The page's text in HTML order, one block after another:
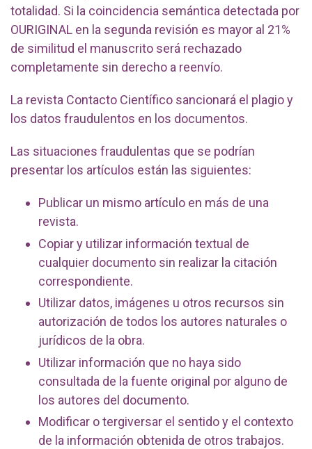
totalidad. Si la coincidencia semántica detectada por
OURIGINAL en la segunda revisión es mayor al 21%
de similitud el manuscrito será rechazado
completamente sin derecho a reenvío.
La revista Contacto Científico sancionará el plagio y
los datos fraudulentos en los documentos.
Las situaciones fraudulentas que se podrían
presentar los artículos están las siguientes:
Publicar un mismo artículo en más de una
revista.
Copiar y utilizar información textual de
cualquier documento sin realizar la citación
correspondiente.
Utilizar datos, imágenes u otros recursos sin
autorización de todos los autores naturales o
jurídicos de la obra.
Utilizar información que no haya sido
consultada de la fuente original por alguno de
los autores del documento.
Modificar o tergiversar el sentido y el contexto
de la información obtenida de otros trabajos.